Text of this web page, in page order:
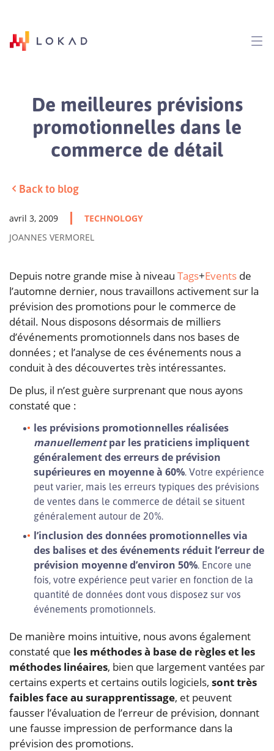
De meilleures prévisions
promotionnelles dans le
commerce de détail
Back to blog
avril 3, 2009
TECHNOLOGY
JOANNES VERMOREL
Depuis notre grande mise à niveau Tags+Events de
l’automne dernier, nous travaillons activement sur la
prévision des promotions pour le commerce de
détail. Nous disposons désormais de milliers
d’événements promotionnels dans nos bases de
données ; et l’analyse de ces événements nous a
conduit à des découvertes très intéressantes.
De plus, il n’est guère surprenant que nous ayons
constaté que :
les prévisions promotionnelles réalisées
manuellementpar les praticiens impliquent
généralement des erreurs de prévision
supérieures en moyenne à 60%. Votre expérience
peut varier, mais les erreurs typiques des prévisions
de ventes dans le commerce de détail se situent
généralement autour de 20%.
l’inclusion des données promotionnelles via
des balises et des événements réduit l’erreur de
prévision moyenne d’environ 50%. Encore une
fois, votre expérience peut varier en fonction de la
quantité de données dont vous disposez sur vos
événements promotionnels.
De manière moins intuitive, nous avons également
constaté que les méthodes à base de règles et les
méthodes linéaires, bien que largement vantées par
certains experts et certains outils logiciels, sont très
faibles face au surapprentissage, et peuvent
fausser l’évaluation de l’erreur de prévision, donnant
une fausse impression de performance dans la
prévision des promotions.